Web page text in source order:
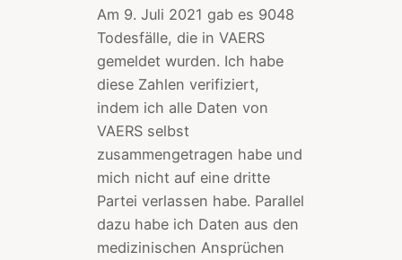
Am 9. Juli 2021 gab es 9048
Todesfälle, die in VAERS
gemeldet wurden. Ich habe
diese Zahlen verifiziert,
indem ich alle Daten von
VAERS selbst
zusammengetragen habe und
mich nicht auf eine dritte
Partei verlassen habe. Parallel
dazu habe ich Daten aus den
medizinischen Ansprüchen